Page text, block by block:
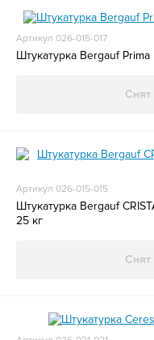
Артикул 026-015-017
Штукатурка Bergauf
Снят
Артикул 026-015-015
Штукатурка Bergauf
25 кг
Снят